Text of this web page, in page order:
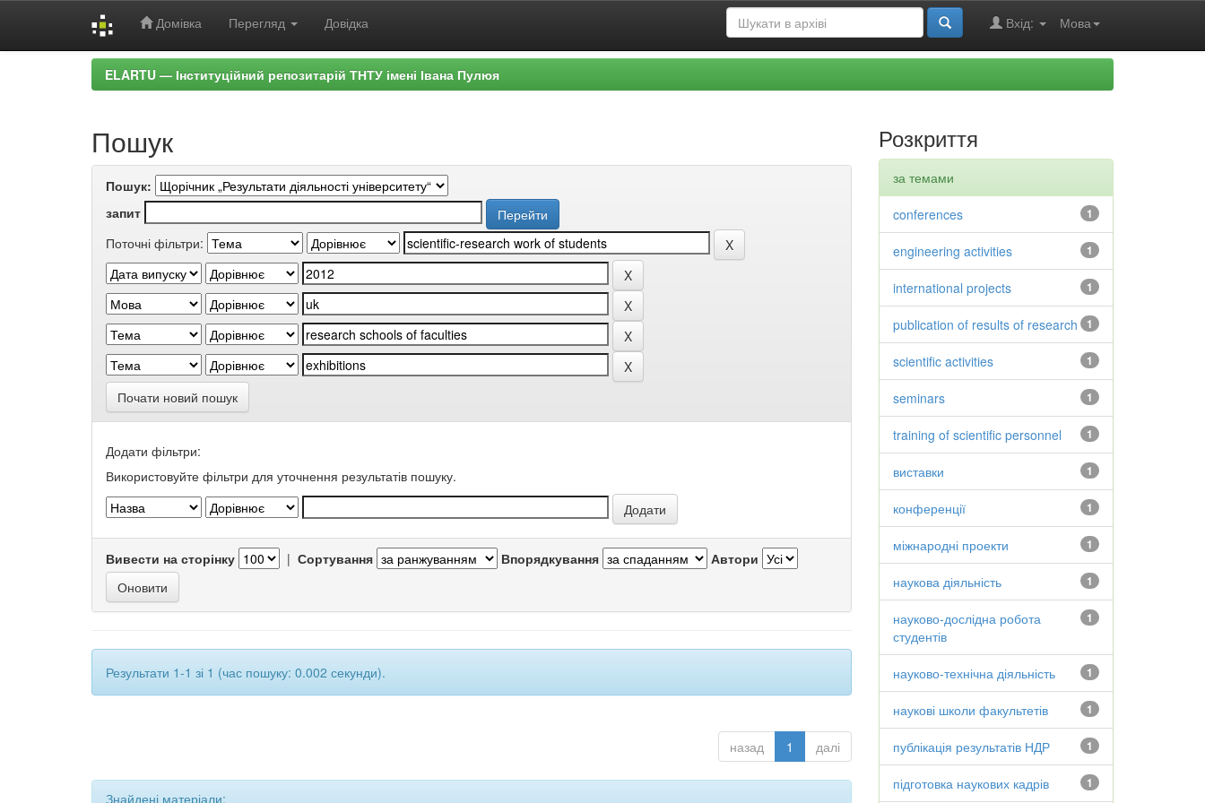
Домівка Перегляд Довідка Мова
Вхід:
ELARTU — Інституційний репозитарій ТНТУ імені Івана Пулюя
Пошук
Пошук:
запит
Поточні фільтри:
Почати новий пошук
Додати фільтри:
Використовуйте фільтри для уточнення результатів пошуку.
Вивести на сторінку | Сортування Впорядкування Автори
Результати 1-1 зі 1 (час пошуку: 0.002 секунди).
назад 1 далі
Знайдені матеріали:
Розкриття
за темами
1
conferences
1
engineering activities
1
international projects
1
publication of results of research
1
scientific activities
1
seminars
1
training of scientific personnel
1
виставки
1
конференції
1
міжнародні проекти
1
наукова діяльність
1
науково-дослідна робота
студентів
1
науково-технічна діяльність
1
наукові школи факультетів
1
публікація результатів НДР
1
підготовка наукових кадрів